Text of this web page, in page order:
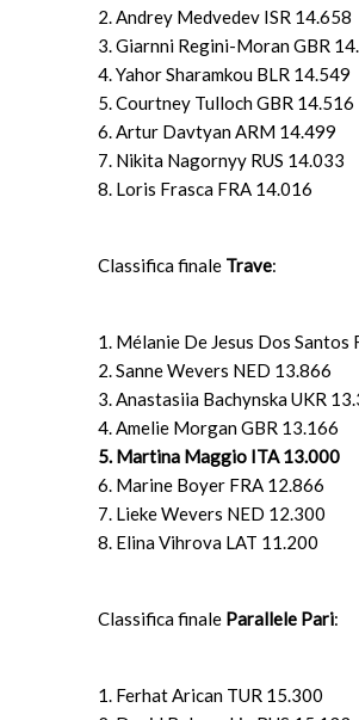
2. Andrey Medvedev ISR 14.658
3. Giarnni Regini-Moran GBR
4. Yahor Sharamkou BLR 14.549
5. Courtney Tulloch GBR 14.516
6. Artur Davtyan ARM 14.499
7. Nikita Nagornyy RUS 14.033
8. Loris Frasca FRA 14.016
Classifica finale Trave:
1. Mélanie De Jesus Dos Santos
2. Sanne Wevers NED 13.866
3. Anastasiia Bachynska UKR
4. Amelie Morgan GBR 13.166
5. Martina Maggio ITA 13.000
6. Marine Boyer FRA 12.866
7. Lieke Wevers NED 12.300
8. Elina Vihrova LAT 11.200
Classifica finale Parallele Pari:
1. Ferhat Arican TUR 15.300